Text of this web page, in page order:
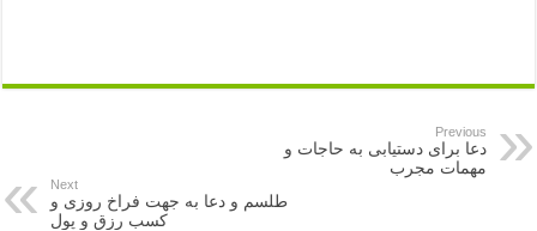
Previous
دعا برای دستیابی به حاجات و
مهمات مجرب
Next
طلسم و دعا به جهت فراخ روزی و
کسب رزق و پول